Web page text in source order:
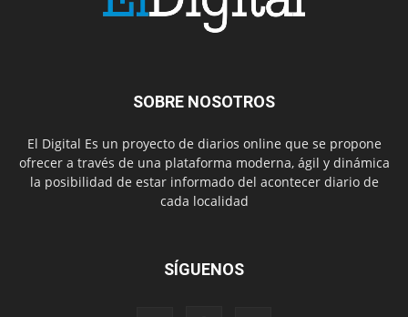
SOBRE NOSOTROS
El Digital Es un proyecto de diarios online que se propone
ofrecer a través de una plataforma moderna, ágil y dinámica
la posibilidad de estar informado del acontecer diario de
cada localidad
SÍGUENOS